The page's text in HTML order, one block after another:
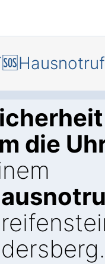
die